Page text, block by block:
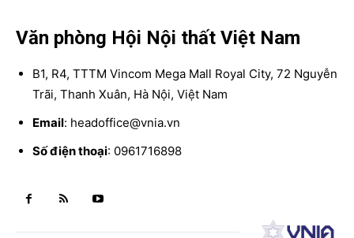
Văn phòng Hội Nội thất Việt Nam
B1, R4, TTTM Vincom Mega Mall Royal City, 72 Nguyễn
Trãi, Thanh Xuân, Hà Nội, Việt Nam
Email: headoffice@vnia.vn
Số điện thoại: 0961716898